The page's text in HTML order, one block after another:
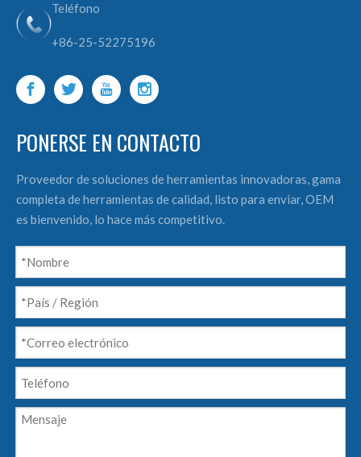
Teléfono
+86-25-52275196
PONERSE EN CONTACTO
Proveedor de soluciones de herramientas innovadoras, gama
completa de herramientas de calidad, listo para enviar, OEM
es bienvenido, lo hace más competitivo.